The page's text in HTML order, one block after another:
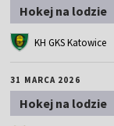
Hokej na lodzie
KH GKS Katowice
31 MARCA 2026
Hokej na lodzie